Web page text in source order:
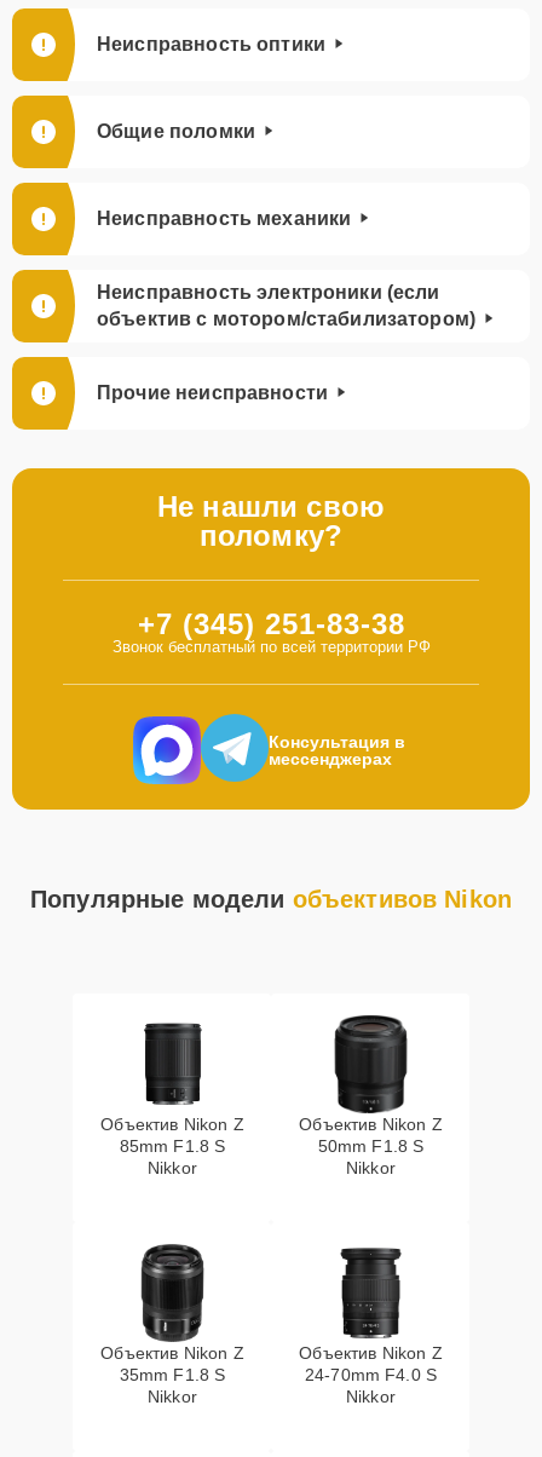
Неисправность оптики
Общие поломки
Неисправность механики
Неисправность электроники (если
объектив с мотором/стабилизатором)
Прочие неисправности
Не нашли свою
поломку?
+7 (345) 251-83-38
Звонок бесплатный по всей территории РФ
Консультация в
мессенджерах
Популярные модели объективов Nikon
Объектив Nikon Z
85mm F1.8 S
Nikkor
Объектив Nikon Z
50mm F1.8 S
Nikkor
Объектив Nikon Z
35mm F1.8 S
Nikkor
Объектив Nikon Z
24-70mm F4.0 S
Nikkor